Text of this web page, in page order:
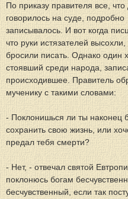
По приказу правителя все,
говорилось на суде, подробно
записывалось. И вот когда
что руки истязателей
бросили писать. Однако один
стоявший среди народа,
происходившее. Правитель
мученику с такими словами:
- Поклонишься ли ты наконец
сохранить свою жизнь, или
предал тебя смерти?
- Нет, - отвечал святой
поклонюсь богам
бесчувственный, если так